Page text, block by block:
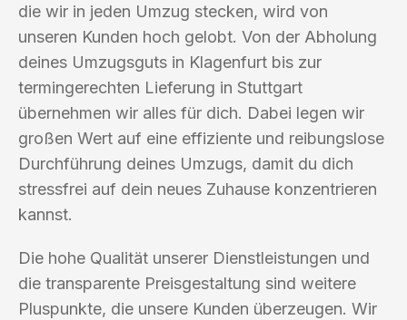
die wir in jeden Umzug stecken, wird von
unseren Kunden hoch gelobt. Von der Abholung
deines Umzugsguts in Klagenfurt bis zur
termingerechten Lieferung in Stuttgart
übernehmen wir alles für dich. Dabei legen wir
großen Wert auf eine effiziente und reibungslose
Durchführung deines Umzugs, damit du dich
stressfrei auf dein neues Zuhause konzentrieren
kannst.
Die hohe Qualität unserer Dienstleistungen und
die transparente Preisgestaltung sind weitere
Pluspunkte, die unsere Kunden überzeugen. Wir